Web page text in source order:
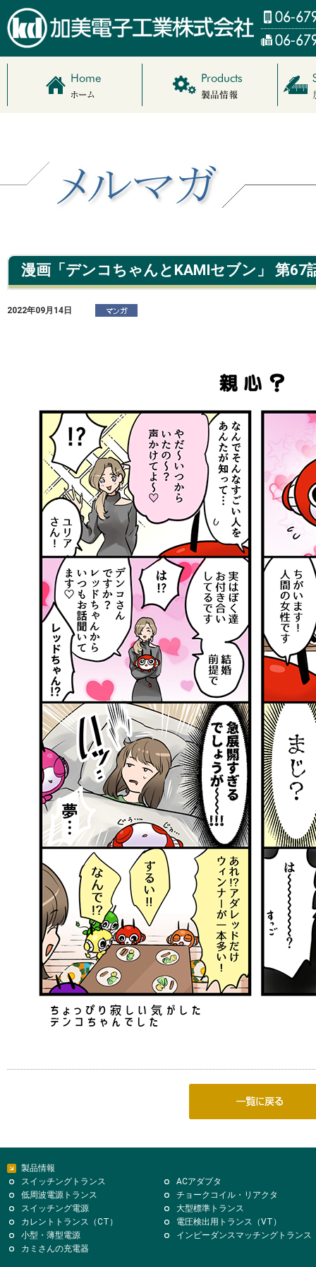
漫画「デンコちゃんとKAMIセブン」 第67
2022年09月14日
製品情報
スイッチングトランス
ACアダプタ
低周波電源トランス
チョークコイル・リアクタ
スイッチング電源
大型標準トランス
カレントトランス（CT）
電圧検出用トランス（VT）
小型・薄型電源
インピーダンスマッチングトランス
カミさんの充電器